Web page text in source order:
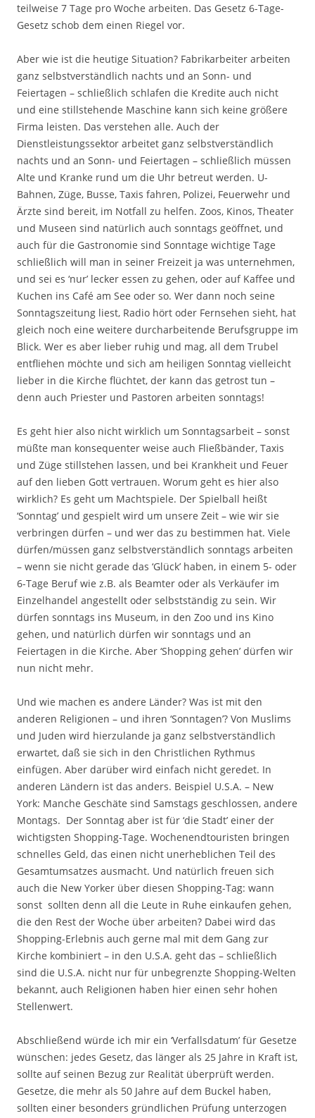
teilweise 7 Tage pro Woche arbeiten. Das Gesetz 6-Tage-
Gesetz schob dem einen Riegel vor.
Aber wie ist die heutige Situation? Fabrikarbeiter arbeiten
ganz selbstverständlich nachts und an Sonn- und
Feiertagen – schließlich schlafen die Kredite auch nicht
und eine stillstehende Maschine kann sich keine größere
Firma leisten. Das verstehen alle. Auch der
Dienstleistungssektor arbeitet ganz selbstverständlich
nachts und an Sonn- und Feiertagen – schließlich müssen
Alte und Kranke rund um die Uhr betreut werden. U-
Bahnen, Züge, Busse, Taxis fahren, Polizei, Feuerwehr und
Ärzte sind bereit, im Notfall zu helfen. Zoos, Kinos, Theater
und Museen sind natürlich auch sonntags geöffnet, und
auch für die Gastronomie sind Sonntage wichtige Tage
schließlich will man in seiner Freizeit ja was unternehmen,
und sei es ‘nur’ lecker essen zu gehen, oder auf Kaffee und
Kuchen ins Café am See oder so. Wer dann noch seine
Sonntagszeitung liest, Radio hört oder Fernsehen sieht, hat
gleich noch eine weitere durcharbeitende Berufsgruppe im
Blick. Wer es aber lieber ruhig und mag, all dem Trubel
entfliehen möchte und sich am heiligen Sonntag vielleicht
lieber in die Kirche flüchtet, der kann das getrost tun –
denn auch Priester und Pastoren arbeiten sonntags!
Es geht hier also nicht wirklich um Sonntagsarbeit – sonst
müßte man konsequenter weise auch Fließbänder, Taxis
und Züge stillstehen lassen, und bei Krankheit und Feuer
auf den lieben Gott vertrauen. Worum geht es hier also
wirklich? Es geht um Machtspiele. Der Spielball heißt
‘Sonntag’ und gespielt wird um unsere Zeit – wie wir sie
verbringen dürfen – und wer das zu bestimmen hat. Viele
dürfen/müssen ganz selbstverständlich sonntags arbeiten
– wenn sie nicht gerade das ‘Glück’ haben, in einem 5- oder
6-Tage Beruf wie z.B. als Beamter oder als Verkäufer im
Einzelhandel angestellt oder selbstständig zu sein. Wir
dürfen sonntags ins Museum, in den Zoo und ins Kino
gehen, und natürlich dürfen wir sonntags und an
Feiertagen in die Kirche. Aber ‘Shopping gehen’ dürfen wir
nun nicht mehr.
Und wie machen es andere Länder? Was ist mit den
anderen Religionen – und ihren ‘Sonntagen’? Von Muslims
und Juden wird hierzulande ja ganz selbstverständlich
erwartet, daß sie sich in den Christlichen Rythmus
einfügen. Aber darüber wird einfach nicht geredet. In
anderen Ländern ist das anders. Beispiel U.S.A. – New
York: Manche Geschäte sind Samstags geschlossen, andere
Montags. Der Sonntag aber ist für ‘die Stadt’ einer der
wichtigsten Shopping-Tage. Wochenendtouristen bringen
schnelles Geld, das einen nicht unerheblichen Teil des
Gesamtumsatzes ausmacht. Und natürlich freuen sich
auch die New Yorker über diesen Shopping-Tag: wann
sonst sollten denn all die Leute in Ruhe einkaufen gehen,
die den Rest der Woche über arbeiten? Dabei wird das
Shopping-Erlebnis auch gerne mal mit dem Gang zur
Kirche kombiniert – in den U.S.A. geht das – schließlich
sind die U.S.A. nicht nur für unbegrenzte Shopping-Welten
bekannt, auch Religionen haben hier einen sehr hohen
Stellenwert.
Abschließend würde ich mir ein ‘Verfallsdatum’ für Gesetze
wünschen: jedes Gesetz, das länger als 25 Jahre in Kraft ist,
sollte auf seinen Bezug zur Realität überprüft werden.
Gesetze, die mehr als 50 Jahre auf dem Buckel haben,
sollten einer besonders gründlichen Prüfung unterzogen